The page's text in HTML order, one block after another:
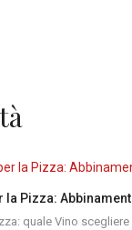
la Pizza:
quale Vino